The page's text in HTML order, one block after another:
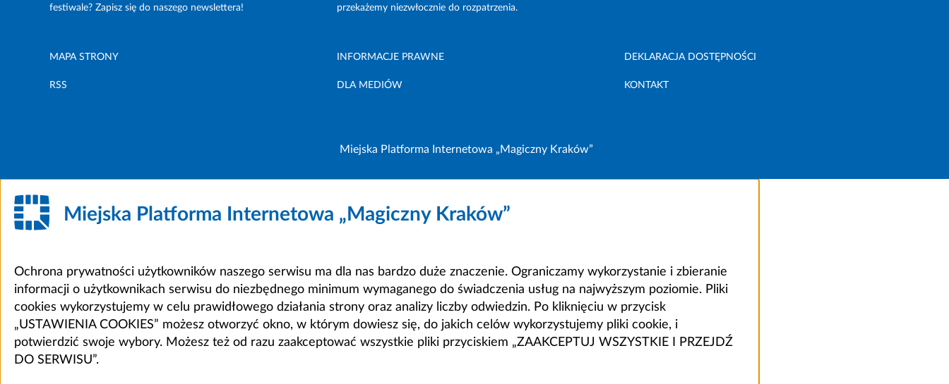
festiwale? Zapisz się do naszego newslettera!
przekażemy niezwłocznie do rozpatrzenia.
MAPA STRONY INFORMACJE PRAWNE DEKLARACJA DOSTĘPNOŚCI
RSS DLA MEDIÓW KONTAKT
Miejska Platforma Internetowa „Magiczny Kraków”
Miejska Platforma Internetowa „Magiczny Kraków”
Ochrona prywatności użytkowników naszego serwisu ma dla nas bardzo duże znaczenie. Ograniczamy wykorzystanie i zbieranie
informacji o użytkownikach serwisu do niezbędnego minimum wymaganego do świadczenia usług na najwyższym poziomie. Pliki
cookies wykorzystujemy w celu prawidłowego działania strony oraz analizy liczby odwiedzin. Po kliknięciu w przycisk
„USTAWIENIA COOKIES” możesz otworzyć okno, w którym dowiesz się, do jakich celów wykorzystujemy pliki cookie, i
potwierdzić swoje wybory. Możesz też od razu zaakceptować wszystkie pliki przyciskiem „ZAAKCEPTUJ WSZYSTKIE I PRZEJDŹ
DO SERWISU”.